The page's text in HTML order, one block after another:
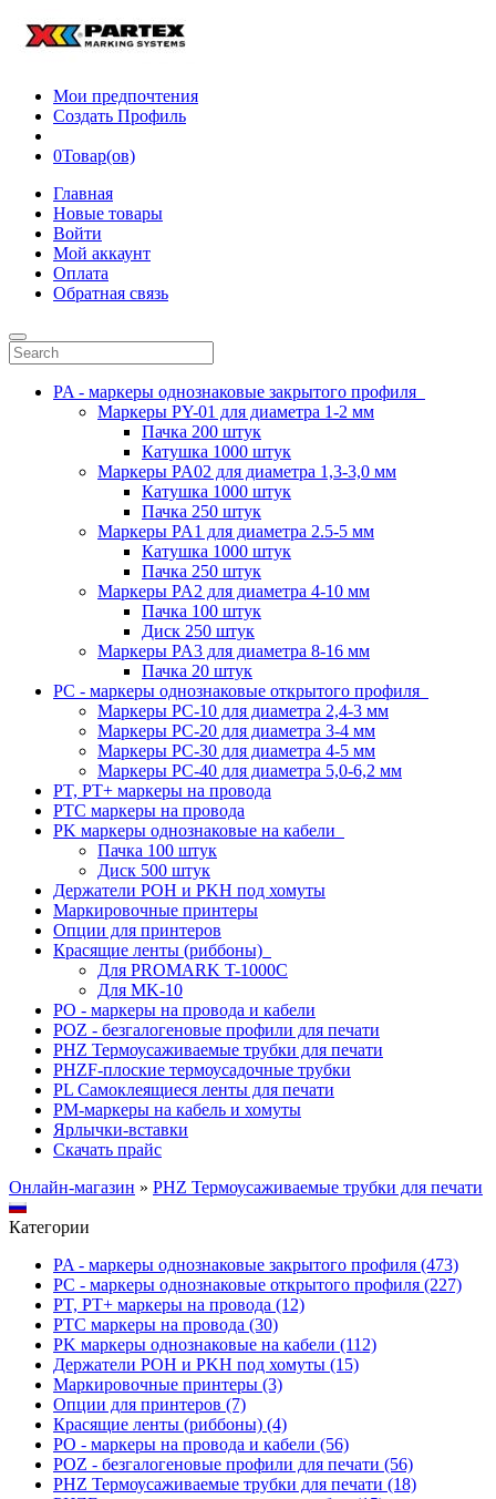
Мои предпочтения
Создать Профиль
0Товар(ов)
Главная
Новые товары
Войти
Мой аккаунт
Оплата
Обратная связь
PA - маркеры однознаковые закрытого профиля
Маркеры PY-01 для диаметра 1-2 мм
Пачка 200 штук
Катушка 1000 штук
Маркеры PA02 для диаметра 1,3-3,0 мм
Катушка 1000 штук
Пачка 250 штук
Маркеры PA1 для диаметра 2.5-5 мм
Катушка 1000 штук
Пачка 250 штук
Маркеры PA2 для диаметра 4-10 мм
Пачка 100 штук
Диск 250 штук
Маркеры PA3 для диаметра 8-16 мм
Пачка 20 штук
PC - маркеры однознаковые открытого профиля
Маркеры PC-10 для диаметра 2,4-3 мм
Маркеры PC-20 для диаметра 3-4 мм
Маркеры PC-30 для диаметра 4-5 мм
Маркеры PC-40 для диаметра 5,0-6,2 мм
PT, PT+ маркеры на провода
PTC маркеры на провода
PK маркеры однознаковые на кабели
Пачка 100 штук
Диск 500 штук
Держатели POH и PKH под хомуты
Маркировочные принтеры
Опции для принтеров
Красящие ленты (риббоны)
Для PROMARK T-1000C
Для MK-10
PO - маркеры на провода и кабели
POZ - безгалогеновые профили для печати
PHZ Термоусаживаемые трубки для печати
PHZF-плоские термоусадочные трубки
PL Самоклеящиеся ленты для печати
PM-маркеры на кабель и хомуты
Ярлычки-вставки
Скачать прайс
Онлайн-магазин » PHZ Термоусаживаемые трубки для печати
Категории
PA - маркеры однознаковые закрытого профиля (473)
PC - маркеры однознаковые открытого профиля (227)
PT, PT+ маркеры на провода (12)
PTC маркеры на провода (30)
PK маркеры однознаковые на кабели (112)
Держатели POH и PKH под хомуты (15)
Маркировочные принтеры (3)
Опции для принтеров (7)
Красящие ленты (риббоны) (4)
PO - маркеры на провода и кабели (56)
POZ - безгалогеновые профили для печати (56)
PHZ Термоусаживаемые трубки для печати (18)